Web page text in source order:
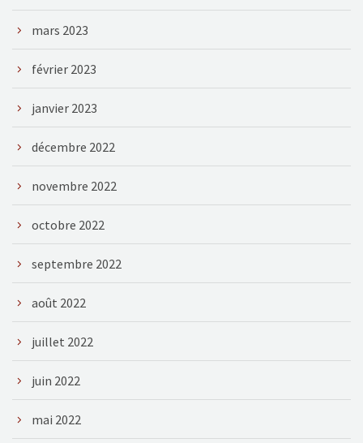
mars 2023
février 2023
janvier 2023
décembre 2022
novembre 2022
octobre 2022
septembre 2022
août 2022
juillet 2022
juin 2022
mai 2022